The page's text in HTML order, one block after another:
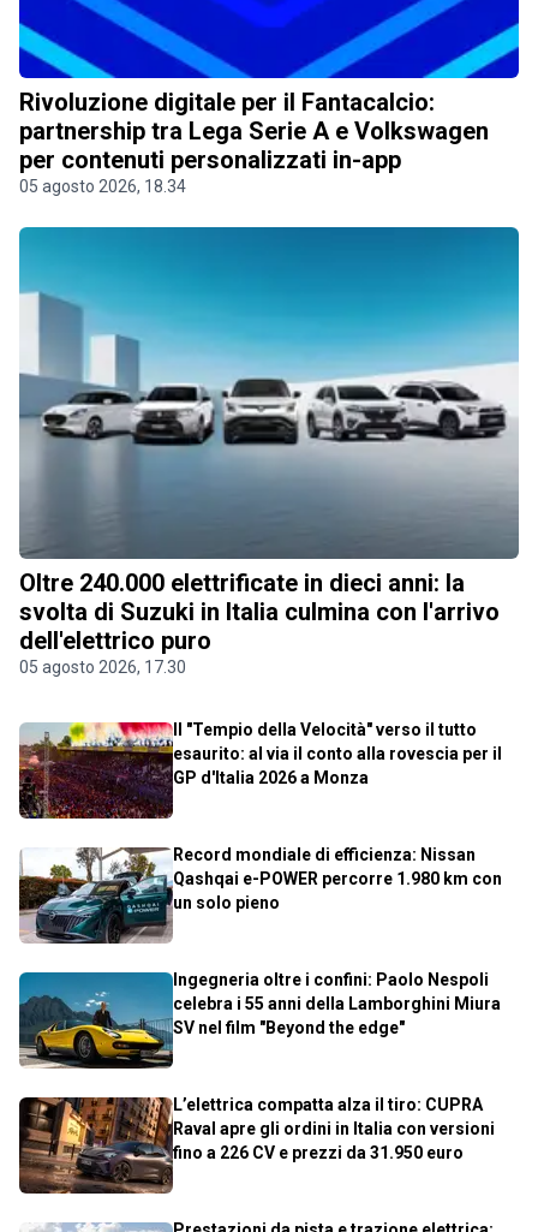
Rivoluzione digitale per il Fantacalcio:
partnership tra Lega Serie A e Volkswagen
per contenuti personalizzati in-app
05 agosto 2026, 18.34
Oltre 240.000 elettrificate in dieci anni: la
svolta di Suzuki in Italia culmina con l'arrivo
dell'elettrico puro
05 agosto 2026, 17.30
Il "Tempio della Velocità" verso il tutto
esaurito: al via il conto alla rovescia per il
GP d'Italia 2026 a Monza
Record mondiale di efficienza: Nissan
Qashqai e-POWER percorre 1.980 km con
un solo pieno
Ingegneria oltre i confini: Paolo Nespoli
celebra i 55 anni della Lamborghini Miura
SV nel film "Beyond the edge"
L’elettrica compatta alza il tiro: CUPRA
Raval apre gli ordini in Italia con versioni
fino a 226 CV e prezzi da 31.950 euro